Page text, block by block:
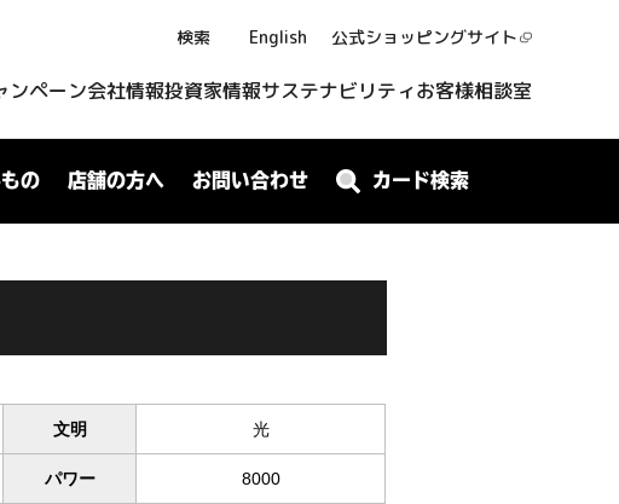
検索 English 公式ショッピングサイト
ンペーン会社情報投資家情報サステナビリティお客様相談室
の 店舗の方へ お問い合わせ カード検索
文明 光
パワー 8000